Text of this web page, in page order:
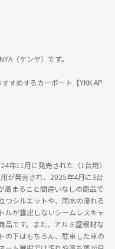
（ケンヤ）です。
すめするカーポート【YKK AP
年11月に発売された（1台用）
が発売され、2025年4月に3台
高まること間違いなしの商品で
つシルエットや、雨水の流れる
ルが露出しないシームレスキャ
品です。また、アルミ屋根材な
の下はもちろん、駐車した車の